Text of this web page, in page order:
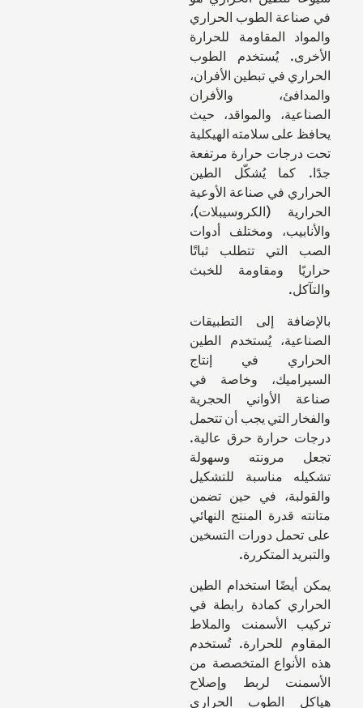
في صناعة الطوب الحراري
والمواد المقاومة للحرارة
الأخرى. يُستخدم الطوب
الحراري في تبطين الأفران،
والمدافئ، والأفران
الصناعية، والمواقد، حيث
يحافظ على سلامته الهيكلية
تحت درجات حرارة مرتفعة
جدًا. كما يُشكّل الطين
الحراري في صناعة الأوعية
الحرارية (الكروسيبلات)،
والأنابيب، ومختلف أدوات
الصب التي تتطلب ثباتًا
حراريًا ومقاومة للخبث
والتآكل.
بالإضافة إلى التطبيقات
الصناعية، يُستخدم الطين
الحراري في إنتاج
السيراميك، وخاصة في
صناعة الأواني الحجرية
والفخار التي يجب أن تتحمل
درجات حرارة حرق عالية.
تجعل مرونته وسهولة
تشكيله مناسبة للتشكيل
والقولبة، في حين تضمن
متانته قدرة المنتج النهائي
على تحمل دورات التسخين
والتبريد المتكررة.
يمكن أيضًا استخدام الطين
الحراري كمادة رابطة في
تركيب الأسمنت والملاط
المقاوم للحرارة. تُستخدم
هذه الأنواع المتخصصة من
الأسمنت لربط وإصلاح
هياكل الطوب الحراري